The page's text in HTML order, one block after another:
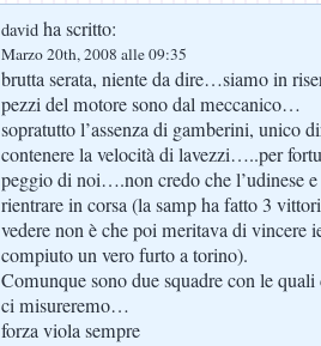
david ha scritto:
Marzo 20th, 2008 alle 09:35
brutta serata, niente da dire…siamo in
pezzi del motore sono dal meccanico…
sopratutto l’assenza di gamberini, unico
contenere la velocità di lavezzi…..per
peggio di noi….non credo che l’udinese
rientrare in corsa (la samp ha fatto 3
vedere non è che poi meritava di vincere
compiuto un vero furto a torino).
Comunque sono due squadre con le
ci misureremo…
forza viola sempre